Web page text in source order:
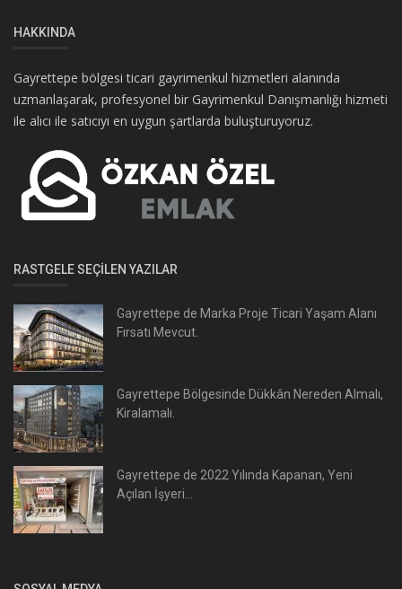
HAKKINDA
Gayrettepe bölgesi ticari gayrimenkul hizmetleri alanında
uzmanlaşarak, profesyonel bir Gayrimenkul Danışmanlığı hizmeti
ile alıcı ile satıcıyı en uygun şartlarda buluşturuyoruz.
RASTGELE SEÇILEN YAZILAR
Gayrettepe de Marka Proje Ticari Yaşam Alanı
Fırsatı Mevcut.
Gayrettepe Bölgesinde Dükkân Nereden Almalı,
Kiralamalı.
Gayrettepe de 2022 Yılında Kapanan, Yeni
Açılan İşyeri...